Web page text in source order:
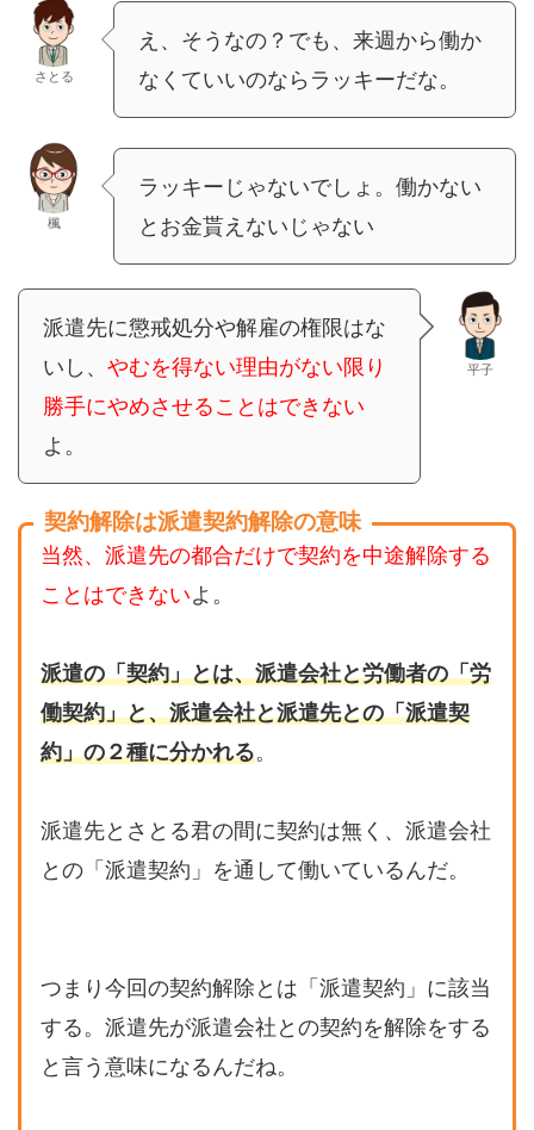
さとる
え、そうなの？でも、来週から働か
なくていいのならラッキーだな。
楓
ラッキーじゃないでしょ。働かない
とお金貰えないじゃない
派遣先に懲戒処分や解雇の権限はな
いし、 やむを得ない理由がない限り
勝手にやめさせることはできない
よ。
平子
契約解除は派遣契約解除の意味
当然、派遣先の都合だけで契約を中途解除する
ことはできないよ。
派遣の「契約」とは、派遣会社と労働者の「労
働契約」と、派遣会社と派遣先との「派遣契
約」の２種に分かれる。
派遣先とさとる君の間に契約は無く、派遣会社
との「派遣契約」を通して働いているんだ。
つまり今回の契約解除とは「派遣契約」に該当
する。派遣先が派遣会社との契約を解除をする
と言う意味になるんだね。